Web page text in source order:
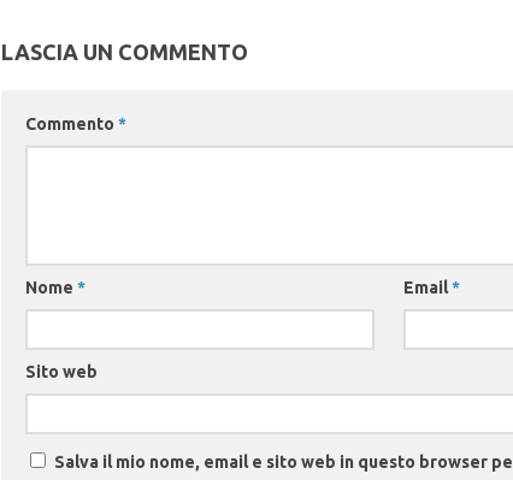
LASCIA UN COMMENTO
Commento *
Nome * Email*
Sito web
Salva il mio nome, email e sito web in questo browser